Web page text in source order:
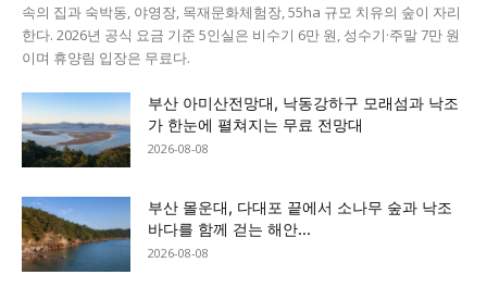
속의 집과 숙박동, 야영장, 목재문화체험장, 55ha 규모 치유의 숲이 자리
한다. 2026년 공식 요금 기준 5인실은 비수기 6만 원, 성수기·주말 7만 원
이며 휴양림 입장은 무료다.
부산 아미산전망대, 낙동강하구 모래섬과 낙조
가 한눈에 펼쳐지는 무료 전망대
2026-08-08
부산 몰운대, 다대포 끝에서 소나무 숲과 낙조
바다를 함께 걷는 해안...
2026-08-08